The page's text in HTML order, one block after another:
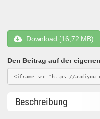
Download (16,72 MB)
Den Beitrag auf der
Beschreibung